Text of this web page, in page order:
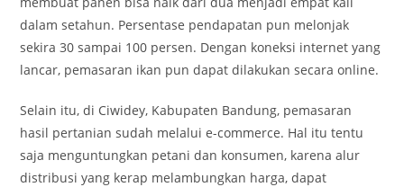
dalam setahun. Persentase pendapatan pun melonjak
sekira 30 sampai 100 persen. Dengan koneksi internet yang
lancar, pemasaran ikan pun dapat dilakukan secara online.
Selain itu, di Ciwidey, Kabupaten Bandung, pemasaran
hasil pertanian sudah melalui e-commerce. Hal itu tentu
saja menguntungkan petani dan konsumen, karena alur
distribusi yang kerap melambungkan harga, dapat